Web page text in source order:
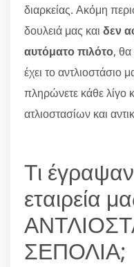
διαρκείας. Ακόμη
δουλειά μας και δεν
αυτόματο πιλότο, θα
έχει το αντλιοστάσιο
πληρώνετε κάθε λίγο
ατλιοστασίων και
Τι
εταιρεία
ΣΕΠΟΛΙΑ;